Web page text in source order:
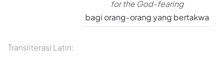
for the God-fearing
bagi orang-orang yang bertakwa
Transliterasi Latin: